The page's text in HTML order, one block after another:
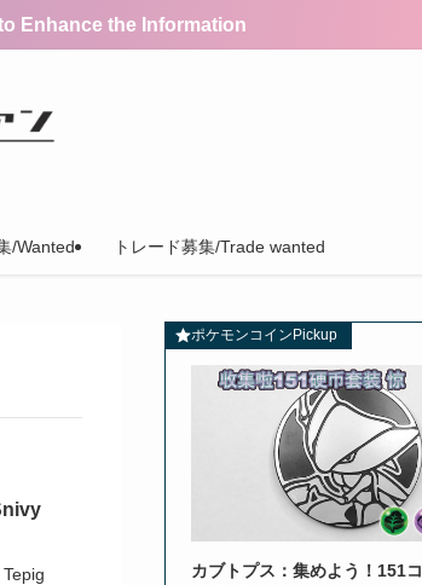
Enhance the Information
/Wanted トレード募集/Trade wanted
ポケモンコインPickup
カブトプス：集めよう！151